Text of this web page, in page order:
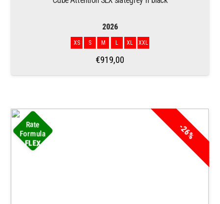
2026
XS S M L XL XXL
€919,00
-26%
Rate
Formula
FLEX